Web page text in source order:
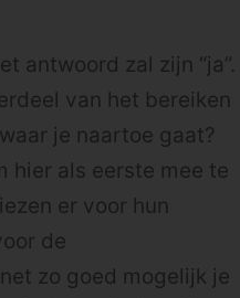
antwoord zal zijn “ja”.
van het bereiken
je naartoe gaat?
hier als eerste mee te
er voor hun
de
zo goed mogelijk je